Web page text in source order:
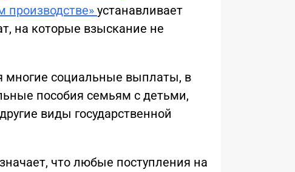
производстве» устанавливает
на которые взыскание не
многие социальные выплаты, в
пособия семьям с детьми,
виды государственной
что любые поступления на